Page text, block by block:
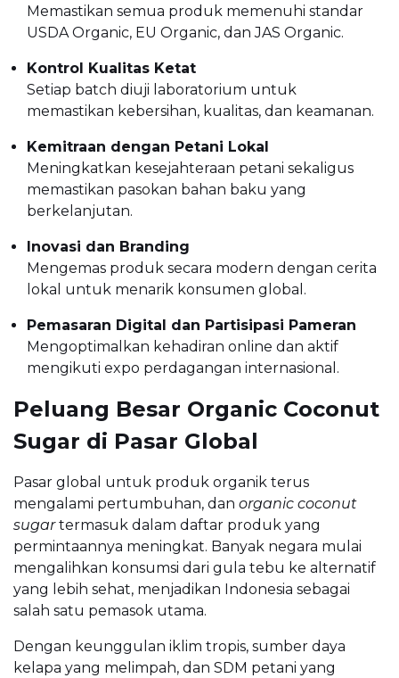
Memastikan semua produk memenuhi standar
USDA Organic, EU Organic, dan JAS Organic.
Kontrol Kualitas Ketat
Setiap batch diuji laboratorium untuk
memastikan kebersihan, kualitas, dan keamanan.
Kemitraan dengan Petani Lokal
Meningkatkan kesejahteraan petani sekaligus
memastikan pasokan bahan baku yang
berkelanjutan.
Inovasi dan Branding
Mengemas produk secara modern dengan cerita
lokal untuk menarik konsumen global.
Pemasaran Digital dan Partisipasi Pameran
Mengoptimalkan kehadiran online dan aktif
mengikuti expo perdagangan internasional.
Peluang Besar Organic Coconut
Sugar di Pasar Global
Pasar global untuk produk organik terus
mengalami pertumbuhan, dan organic coconut
sugartermasuk dalam daftar produk yang
permintaannya meningkat. Banyak negara mulai
mengalihkan konsumsi dari gula tebu ke alternatif
yang lebih sehat, menjadikan Indonesia sebagai
salah satu pemasok utama.
Dengan keunggulan iklim tropis, sumber daya
kelapa yang melimpah, dan SDM petani yang